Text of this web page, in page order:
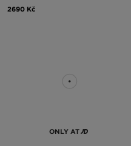
2690 Kč
ONLY AT